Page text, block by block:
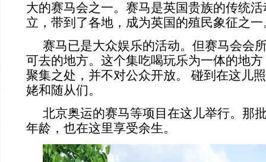
大的赛马会之一。赛马是英国贵族的传统
立，带到了各地，成为英国的殖民象征之一
赛马已是大众娱乐的活动。但赛马会会
可去的地方。这个集吃喝玩乐为一体的地
聚集之处，并不对公众开放。 碰到在这儿
姥和随从们。
北京奥运的赛马等项目在这儿举行。那
年龄，也在这里享受余生。